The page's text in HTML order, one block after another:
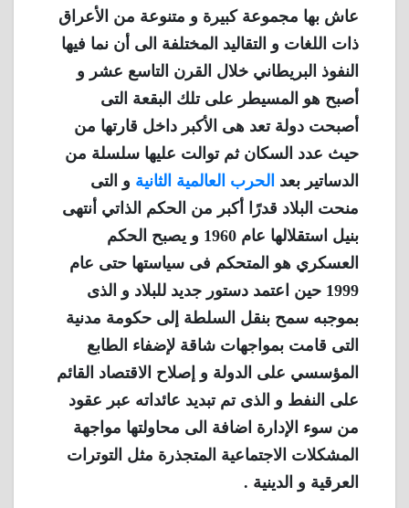
عاش بها مجموعة كبيرة و متنوعة من الأعراق
ذات اللغات و التقاليد المختلفة الى أن نما فيها
النفوذ البريطاني خلال القرن التاسع عشر و
أصبح هو المسيطر على تلك البقعة التى
أصبحت دولة تعد هى الأكبر داخل قارتها من
حيث عدد السكان ثم توالت عليها سلسلة من
الدساتير بعد الحرب العالمية الثانية و التى
منحت البلاد قدرًا أكبر من الحكم الذاتي أنتهى
بنيل استقلالها عام 1960 و يصبح الحكم
العسكري هو المتحكم فى سياستها حتى عام
1999 حين اعتمد دستور جديد للبلاد و الذى
بموجبه سمح بنقل السلطة إلى حكومة مدنية
التى قامت بمواجهات شاقة لإضفاء الطابع
المؤسسي على الدولة و إصلاح الاقتصاد القائم
على النفط و الذى تم تبديد عائداته عبر عقود
من سوء الإدارة اضافة الى محاولتها مواجهة
المشكلات الاجتماعية المتجذرة مثل التوترات
العرقية و الدينية .